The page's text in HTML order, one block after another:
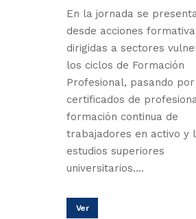
En la jornada se
desde acciones
dirigidas a sectores
los ciclos de Formación
Profesional, pasando
certificados de
formación continua de
trabajadores en activo y
estudios superiores
universitarios....
Ver